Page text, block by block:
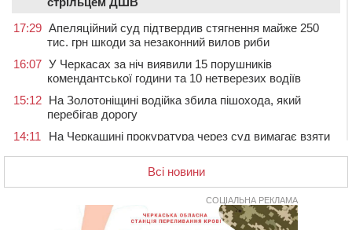
17:29 Апеляційний суд підтвердив стягнення майже 250
тис. грн шкоди за незаконний вилов риби
16:07 У Черкасах за ніч виявили 15 порушників
комендантської години та 10 нетверезих водіїв
15:12 На Золотоніщині водійка збила пішохода, який
перебігав дорогу
14:11
На Черкащині прокуратура через суд вимагає взяти
У Смілі біля магазину під колесами вантажівки
загинула жінка
У Черкасах пропонують для приватизації
п’ятиповерховий об’єкт у центрі міста
Всі новини
СОЦІАЛЬНА РЕКЛАМА